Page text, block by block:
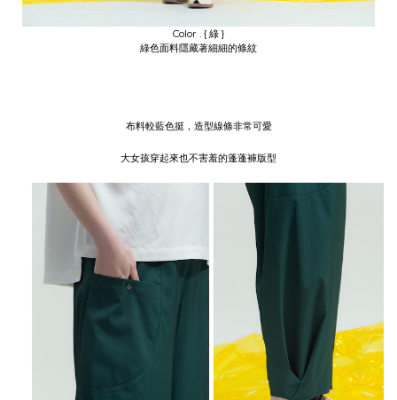
Color . { 綠 }
綠色面料隱藏著細細的條紋
布料較藍色挺，造型線條非常可愛
大女孩穿起來也不害羞的蓬蓬褲版型